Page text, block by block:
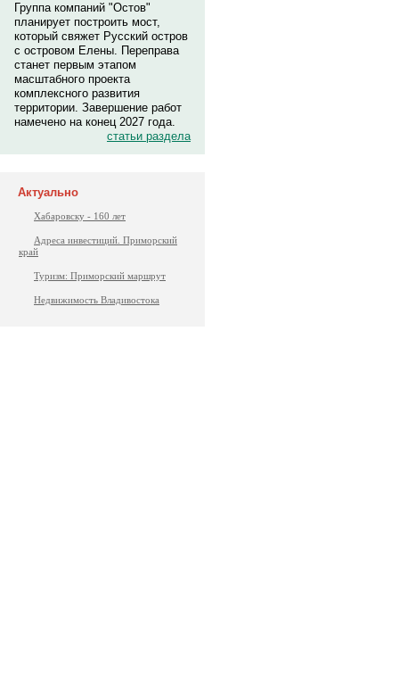
Группа компаний "Остов"
планирует построить мост,
который свяжет Русский остров
с островом Елены. Переправа
станет первым этапом
масштабного проекта
комплексного развития
территории. Завершение работ
намечено на конец 2027 года.
статьи раздела
Актуально
Хабаровску - 160 лет
Адреса инвестиций. Приморский
край
Туризм: Приморский маршрут
Недвижимость Владивостока